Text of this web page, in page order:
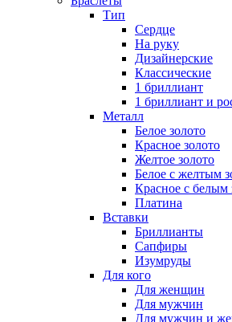
Тип
Сердце
На руку
Дизайнерские
Классические
1 бриллиант
1 бриллиант и
Металл
Белое золото
Красное золото
Желтое золото
Белое с желтым
Красное с белым
Платина
Вставки
Бриллианты
Сапфиры
Изумруды
Для кого
Для женщин
Для мужчин
Для мужчин и